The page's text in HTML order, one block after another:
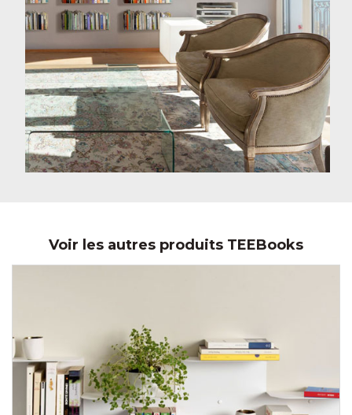
Voir les autres produits TEEBooks